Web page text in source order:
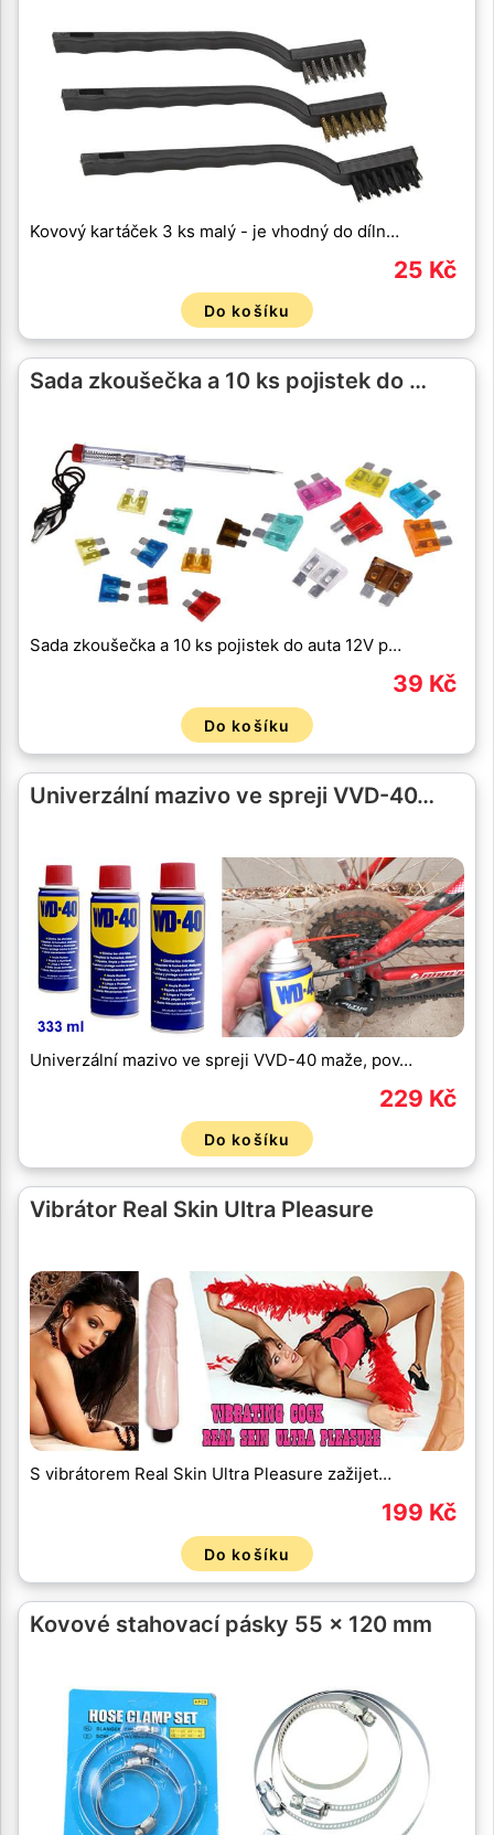
Kovový kartáček 3 ks malý - je vhodný do díln…
25 Kč
Do košíku
Sada zkoušečka a 10 ks pojistek do …
Sada zkoušečka a 10 ks pojistek do auta 12V p…
39 Kč
Do košíku
Univerzální mazivo ve spreji VVD-40…
Univerzální mazivo ve spreji VVD-40 maže, pov…
229 Kč
Do košíku
Vibrátor Real Skin Ultra Pleasure
S vibrátorem Real Skin Ultra Pleasure zažijet…
199 Kč
Do košíku
Kovové stahovací pásky 55 x 120 mm